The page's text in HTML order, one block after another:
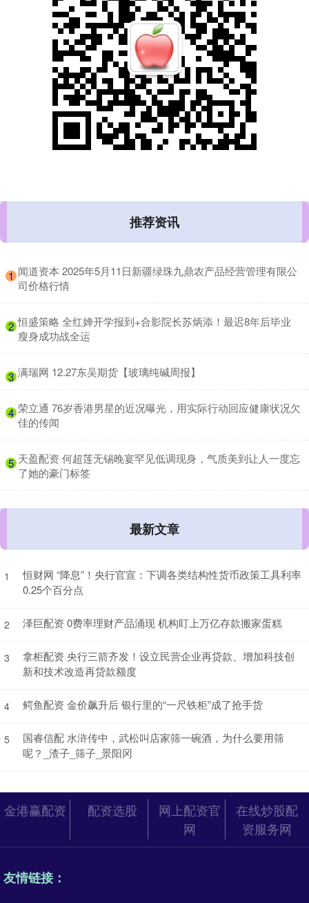
推荐资讯
1 ​闻道资本 2025年5月11日新疆绿珠九鼎农产品经营管理有限公
司价格行情
2 ​恒盛策略 全红婵开学报到+合影院长苏炳添！最迟8年后毕业
瘦身成功战全运
3 ​满瑞网 12.27东吴期货【玻璃纯碱周报】
4 ​荣立通 76岁香港男星的近况曝光，用实际行动回应健康状况欠
佳的传闻
5 ​天盈配资 何超莲无锡晚宴罕见低调现身，气质美到让人一度忘
了她的豪门标签
最新文章
1
恒财网 “降息”！央行官宣：下调各类结构性货币政策工具利率
0.25个百分点
2 泽巨配资 0费率理财产品涌现 机构盯上万亿存款搬家蛋糕
3
拿柜配资 央行三箭齐发！设立民营企业再贷款、增加科技创
新和技术改造再贷款额度
4 鳄鱼配资 金价飙升后 银行里的“一尺铁柜”成了抢手货
5
国睿信配 水浒传中，武松叫店家筛一碗酒，为什么要用筛
呢？_渣子_筛子_景阳冈
金港赢配资 配资选股
网上配资官
网
在线炒股配
资服务网
友情链接：